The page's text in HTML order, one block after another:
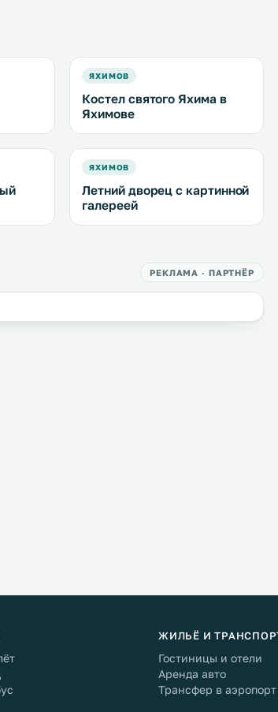
ЯХИМОВ
Костел святого Яхима в
Яхимове
ЯХИМОВ
Летний дворец с картинной
галереей
РЕКЛАМА · ПАРТНЁР
ЖИЛЬЁ И
Гостиницы и отели
Аренда авто
Трансфер в аэропорт